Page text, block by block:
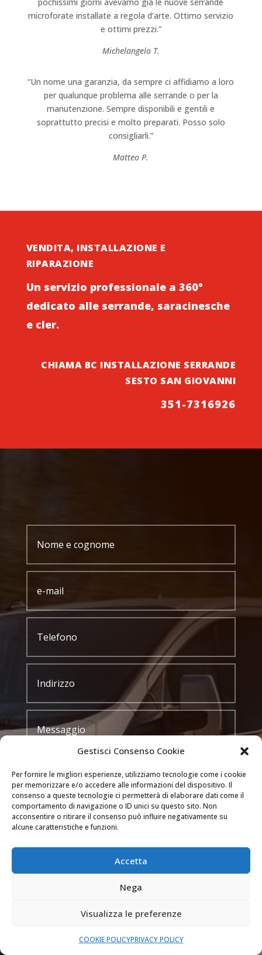
Gestisci Consenso Cookie
Per fornire le migliori esperienze, utilizziamo tecnologie come i cookie
per memorizzare e/o accedere alle informazioni del dispositivo. Il
consenso a queste tecnologie ci permetterà di elaborare dati come il
comportamento di navigazione o ID unici su questo sito. Non
acconsentire o ritirare il consenso può influire negativamente su
alcune caratteristiche e funzioni.
Accetta
Nega
Visualizza le preferenze
COOKIE POLICYPRIVACY POLICY
microforate installate a regola d’arte. Ottimo servizio
e ottimi prezzi.”
Michelangelo T.
“Un nome una garanzia, da sempre ci affidiamo a loro
per qualunque problema alle serrande o per la
manutenzione. Sempre disponibili e gentili e
soprattutto precisi e molto preparati. Posso solo
consigliarli.”
Matteo P.
VENDITA, INSTALLAZIONE E
RIPARAZIONE
Un servizio professionale a 360°
dedicato alle serrande, saracinesche
e cler.
CHIAMA BC INSTALLAZIONE SERRANDE
SESTO SAN GIOVANNI
351-7316926
INVIA
 DOVE OPERIAMO
comuni delle loro province) e Monza e Brianza.
SEMPRE APERTI
Il nostro servizio di assistenza è attivo 24 ore